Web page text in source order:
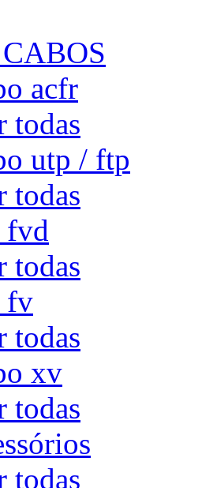
acfr
todas
utp / ftp
todas
todas
fv
todas
xv
todas
todas